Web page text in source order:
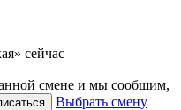
сейчас
смене и мы сообшим,
Выбрать смену